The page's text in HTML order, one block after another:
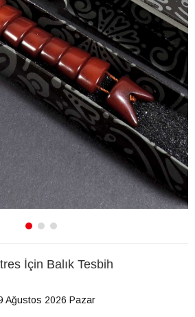
İçin Balık Tesbih
Ağustos 2026 Pazar